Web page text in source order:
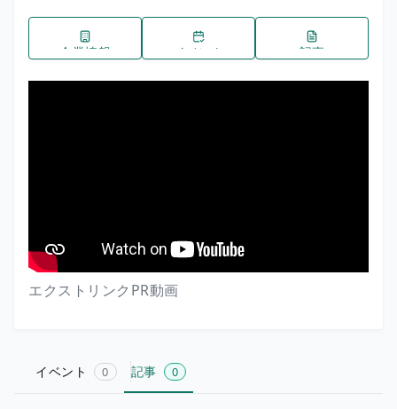
企業情報 イベント 記事
エクストリンクPR動画
イベント 0 記事 0